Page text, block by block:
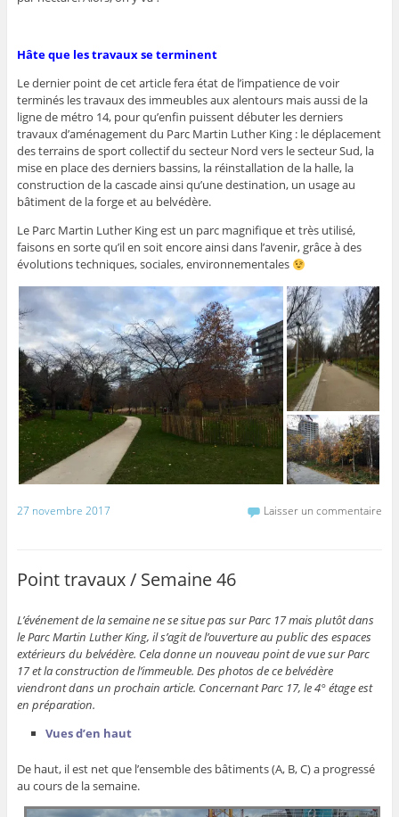
Hâte que les travaux se terminent
Le dernier point de cet article fera état de l’impatience de voir
terminés les travaux des immeubles aux alentours mais aussi de la
ligne de métro 14, pour qu’enfin puissent débuter les derniers
travaux d’aménagement du Parc Martin Luther King : le déplacement
des terrains de sport collectif du secteur Nord vers le secteur Sud, la
mise en place des derniers bassins, la réinstallation de la halle, la
construction de la cascade ainsi qu’une destination, un usage au
bâtiment de la forge et au belvédère.
Le Parc Martin Luther King est un parc magnifique et très utilisé,
faisons en sorte qu’il en soit encore ainsi dans l’avenir, grâce à des
évolutions techniques, sociales, environnementales
27 novembre 2017 Laisser un commentaire
Point travaux / Semaine 46
L’événement de la semaine ne se situe pas sur Parc 17 mais plutôt dans
le Parc Martin Luther King, il s’agit de l’ouverture au public des espaces
extérieurs du belvédère. Cela donne un nouveau point de vue sur Parc
17 et la construction de l’immeuble. Des photos de ce belvédère
viendront dans un prochain article. Concernant Parc 17, le 4° étage est
en préparation.
Vues d’en haut
De haut, il est net que l’ensemble des bâtiments (A, B, C) a progressé
au cours de la semaine.